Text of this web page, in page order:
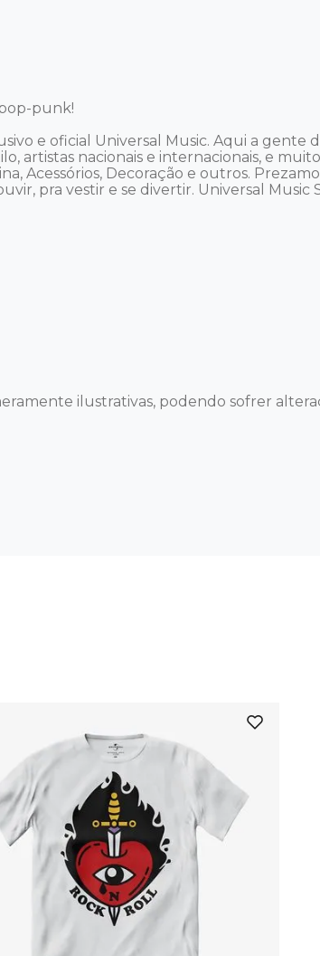
punk!
e oficial Universal Music. Aqui a gente
artistas nacionais e internacionais, e
Acessórios, Decoração e outros.
pra vestir e se divertir. Universal Music
ilustrativas, podendo sofrer